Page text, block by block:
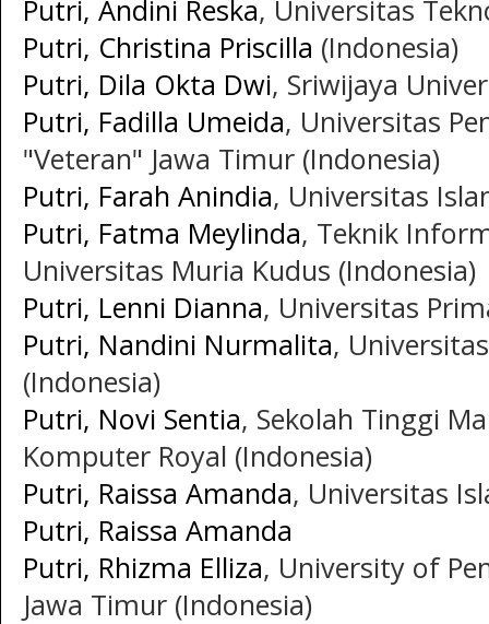
Putri, Andini Reska, Universitas
Putri, Christina Priscilla (Indonesia)
Putri, Dila Okta Dwi, Sriwijaya
Putri, Fadilla Umeida, Universitas
"Veteran" Jawa Timur (Indonesia)
Putri, Farah Anindia, Universitas
Putri, Fatma Meylinda, Teknik
Universitas Muria Kudus (Indonesia)
Putri, Lenni Dianna, Universitas
Putri, Nandini Nurmalita,
(Indonesia)
Putri, Novi Sentia, Sekolah Tinggi
Komputer Royal (Indonesia)
Putri, Raissa Amanda, Universitas
Putri, Raissa Amanda
Putri, Rhizma Elliza, University of
Jawa Timur (Indonesia)